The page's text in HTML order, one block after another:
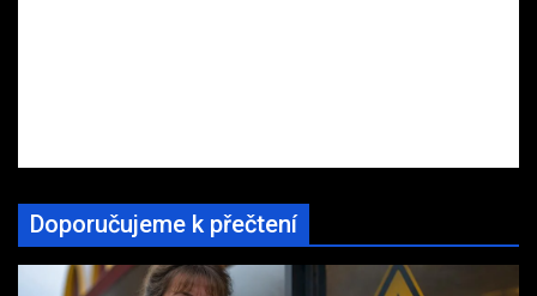
Doporučujeme k přečtení